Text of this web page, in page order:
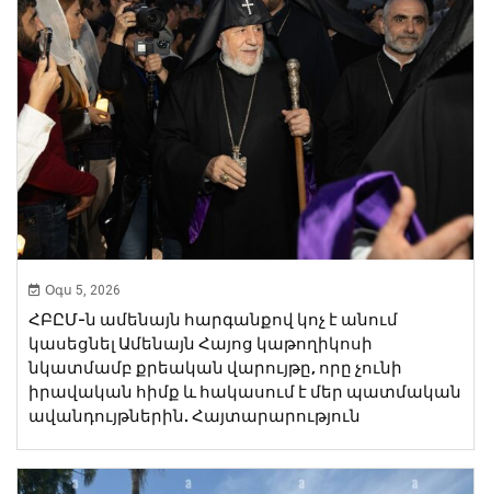
Օգս 5, 2026
ՀԲԸՄ-ն ամենայն հարգանքով կոչ է անում
կասեցնել Ամենայն Հայոց կաթողիկոսի
նկատմամբ քրեական վարույթը, որը չունի
իրավական հիմք և հակասում է մեր պատմական
ավանդույթներին. Հայտարարություն